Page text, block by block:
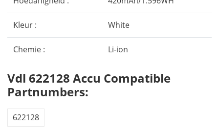
Kleur : White
Chemie : Li-ion
Vdl 622128 Accu Compatible
Partnumbers:
622128